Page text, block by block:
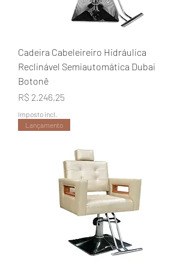
Cadeira Cabeleireiro Hidráulica
Reclinável Semiautomática Dubai
Botonê
Preço
R$ 2.246,25
Imposto incl.
Lançamento